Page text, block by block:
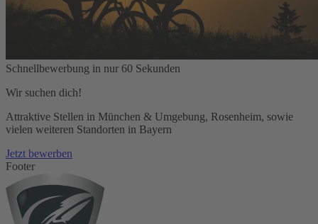
Schnellbewerbung in nur 60 Sekunden
Wir suchen dich!
Attraktive Stellen in München & Umgebung, Rosenheim, sowie
vielen weiteren Standorten in Bayern
Jetzt bewerben
Footer